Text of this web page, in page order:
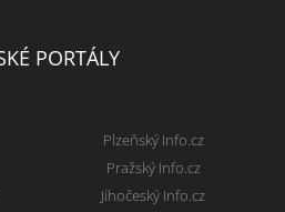
PORTÁLY
Plzeňský Info.cz
Pražský Info.cz
Jihočeský Info.cz